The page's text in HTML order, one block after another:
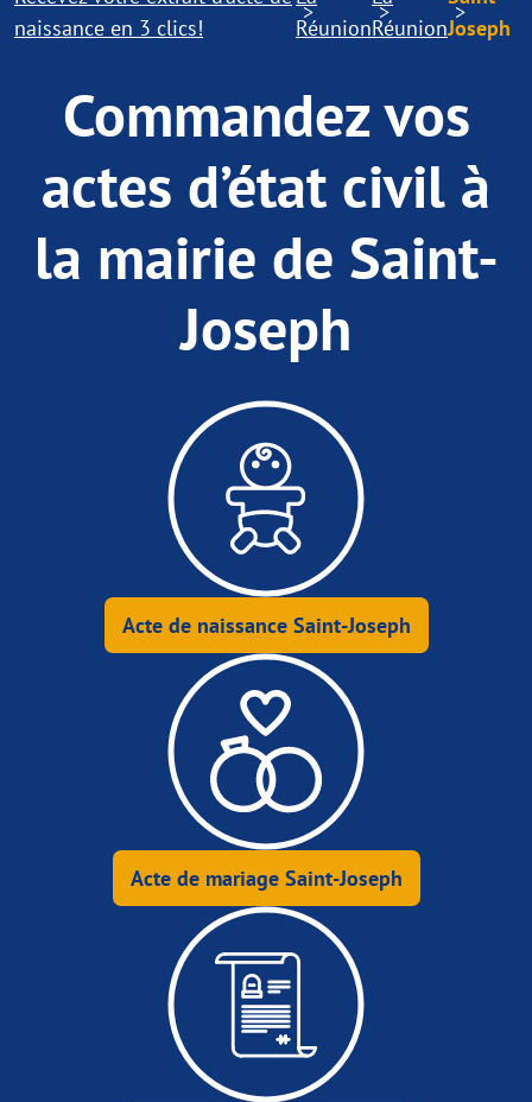
naissance en 3 clics!
RéunionRéunionJoseph
Commandez vos
actes d’état civil à
la mairie de Saint-
Joseph
Acte de naissance Saint-Joseph
Acte de mariage Saint-Joseph